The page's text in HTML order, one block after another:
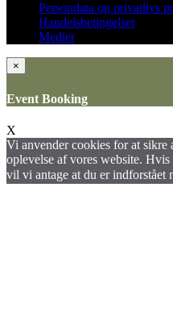
Persondata og privatlivs
Handelsbetingelser
Medier
×
Event Booking
X
Vi anvender cookies for at
oplevelse af vores website.
vil vi antage at du er indforstået